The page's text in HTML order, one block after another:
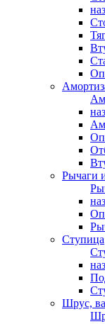
Рычаги
Ступица
Шрус,